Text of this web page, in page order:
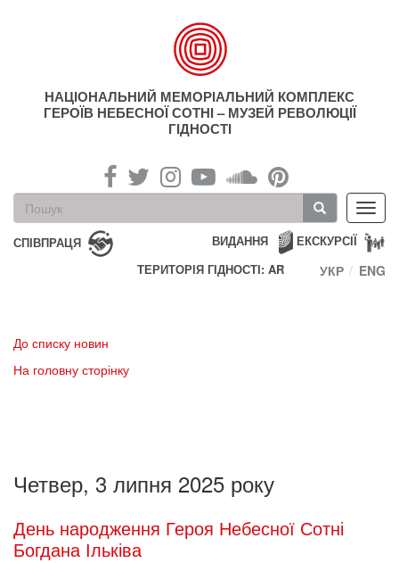
НАЦІОНАЛЬНИЙ МЕМОРІАЛЬНИЙ КОМПЛЕКС
ГЕРОЇВ НЕБЕСНОЇ СОТНІ – МУЗЕЙ РЕВОЛЮЦІЇ
ГІДНОСТІ
Пошукова
форма
Пошук
СПІВПРАЦЯ ЕКСКУРСІЇ
ВИДАННЯ
ТЕРИТОРІЯ ГІДНОСТІ: AR
УКР ENG
До списку новин
На головну сторінку
Четвер, 3 липня 2025 року
День народження Героя Небесної Сотні
Богдана Ільківа